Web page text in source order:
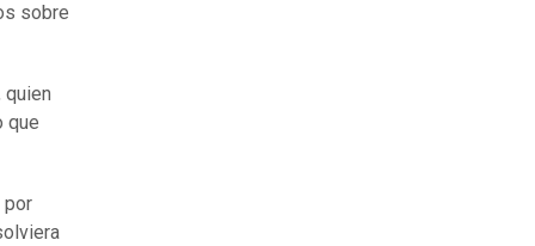
sobre
quien
que
por